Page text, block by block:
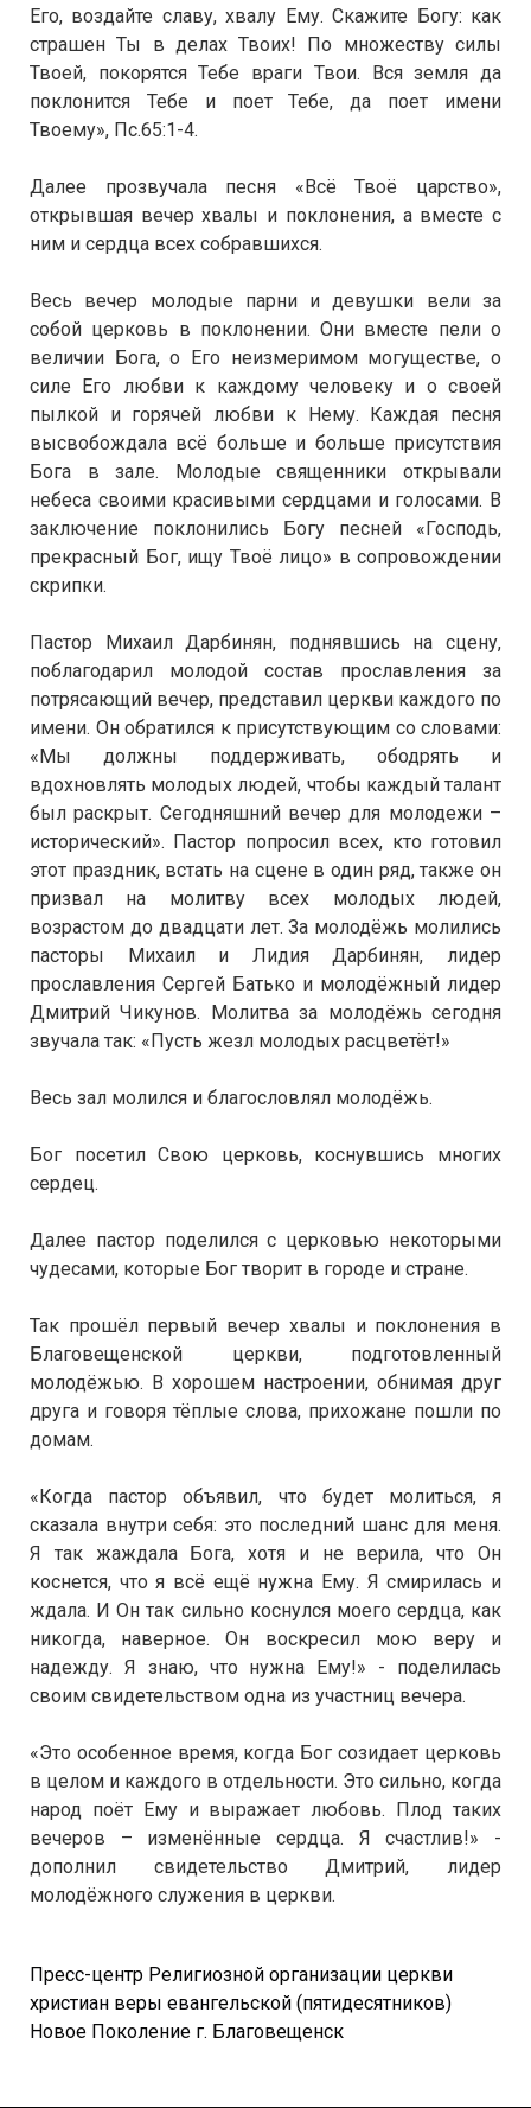
Его, воздайте славу, хвалу Ему. Скажите Богу: как
страшен Ты в делах Твоих! По множеству силы
Твоей, покорятся Тебе враги Твои. Вся земля да
поклонится Тебе и поет Тебе, да поет имени
Твоему», Пс.65:1-4.
Далее прозвучала песня «Всё Твоё царство»,
открывшая вечер хвалы и поклонения, а вместе с
ним и сердца всех собравшихся.
Весь вечер молодые парни и девушки вели за
собой церковь в поклонении. Они вместе пели о
величии Бога, о Его неизмеримом могуществе, о
силе Его любви к каждому человеку и о своей
пылкой и горячей любви к Нему. Каждая песня
высвобождала всё больше и больше присутствия
Бога в зале. Молодые священники открывали
небеса своими красивыми сердцами и голосами. В
заключение поклонились Богу песней «Господь,
прекрасный Бог, ищу Твоё лицо» в сопровождении
скрипки.
Пастор Михаил Дарбинян, поднявшись на сцену,
поблагодарил молодой состав прославления за
потрясающий вечер, представил церкви каждого по
имени. Он обратился к присутствующим со словами:
«Мы должны поддерживать, ободрять и
вдохновлять молодых людей, чтобы каждый талант
был раскрыт. Сегодняшний вечер для молодежи –
исторический». Пастор попросил всех, кто готовил
этот праздник, встать на сцене в один ряд, также он
призвал на молитву всех молодых людей,
возрастом до двадцати лет. За молодёжь молились
пасторы Михаил и Лидия Дарбинян, лидер
прославления Сергей Батько и молодёжный лидер
Дмитрий Чикунов. Молитва за молодёжь сегодня
звучала так: «Пусть жезл молодых расцветёт!»
Весь зал молился и благословлял молодёжь.
Бог посетил Свою церковь, коснувшись многих
сердец.
Далее пастор поделился с церковью некоторыми
чудесами, которые Бог творит в городе и стране.
Так прошёл первый вечер хвалы и поклонения в
Благовещенской церкви, подготовленный
молодёжью. В хорошем настроении, обнимая друг
друга и говоря тёплые слова, прихожане пошли по
домам.
«Когда пастор объявил, что будет молиться, я
сказала внутри себя: это последний шанс для меня.
Я так жаждала Бога, хотя и не верила, что Он
коснется, что я всё ещё нужна Ему. Я смирилась и
ждала. И Он так сильно коснулся моего сердца, как
никогда, наверное. Он воскресил мою веру и
надежду. Я знаю, что нужна Ему!» - поделилась
своим свидетельством одна из участниц вечера.
«Это особенное время, когда Бог созидает церковь
в целом и каждого в отдельности. Это сильно, когда
народ поёт Ему и выражает любовь. Плод таких
вечеров – изменённые сердца. Я счастлив!» -
дополнил свидетельство Дмитрий, лидер
молодёжного служения в церкви.
Пресс-центр Религиозной организации церкви
христиан веры евангельской (пятидесятников)
Новое Поколение г. Благовещенск